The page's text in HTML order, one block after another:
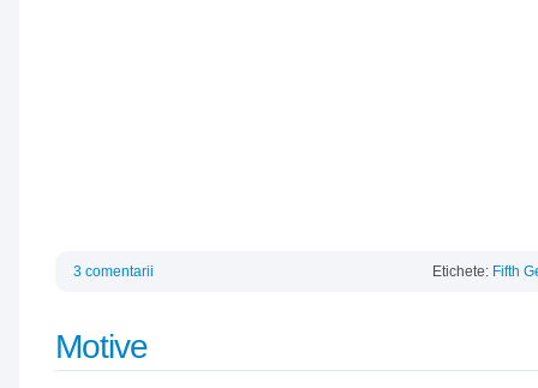
3 comentarii Etichete: Fifth
Motive